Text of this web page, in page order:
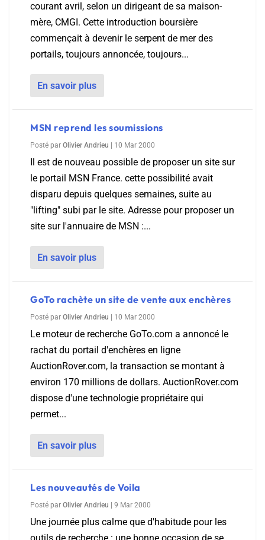
courant avril, selon un dirigeant de sa maison-
mère, CMGI. Cette introduction boursière
commençait à devenir le serpent de mer des
portails, toujours annoncée, toujours...
En savoir plus
MSN reprend les soumissions
Posté par Olivier Andrieu 10 Mar 2000
Il est de nouveau possible de proposer un site sur
le portail MSN France. cette possibilité avait
disparu depuis quelques semaines, suite au
"lifting" subi par le site. Adresse pour proposer un
site sur l'annuaire de MSN :...
En savoir plus
GoTo rachète un site de vente aux enchères
Posté par Olivier Andrieu 10 Mar 2000
Le moteur de recherche GoTo.com a annoncé le
rachat du portail d'enchères en ligne
AuctionRover.com, la transaction se montant à
environ 170 millions de dollars. AuctionRover.com
dispose d'une technologie propriétaire qui
permet...
En savoir plus
Les nouveautés de Voila
Posté par Olivier Andrieu 9 Mar 2000
Une journée plus calme que d'habitude pour les